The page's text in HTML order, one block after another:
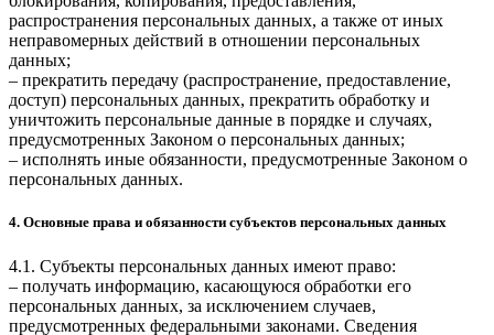
распространения персональных данных, а также от иных
неправомерных действий в отношении персональных
данных;
– прекратить передачу (распространение, предоставление,
доступ) персональных данных, прекратить обработку и
уничтожить персональные данные в порядке и случаях,
предусмотренных Законом о персональных данных;
– исполнять иные обязанности, предусмотренные Законом о
персональных данных.
4. Основные права и обязанности субъектов персональных данных
4.1. Субъекты персональных данных имеют право:
– получать информацию, касающуюся обработки его
персональных данных, за исключением случаев,
предусмотренных федеральными законами. Сведения